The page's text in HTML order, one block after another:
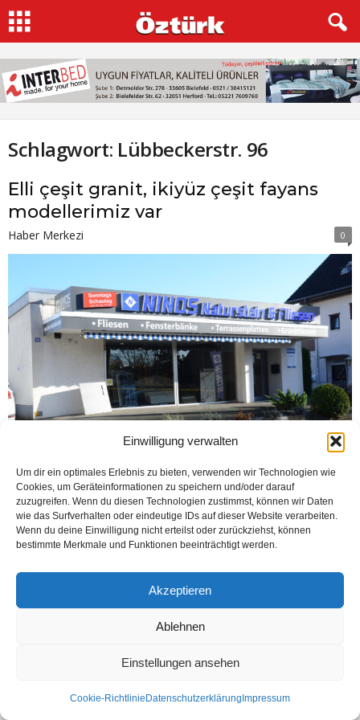
Einwilligung verwalten
Um dir ein optimales Erlebnis zu bieten, verwenden wir Technologien wie
Cookies, um Geräteinformationen zu speichern und/oder darauf
zuzugreifen. Wenn du diesen Technologien zustimmst, können wir Daten
wie das Surfverhalten oder eindeutige IDs auf dieser Website verarbeiten.
Wenn du deine Einwilligung nicht erteilst oder zurückziehst, können
bestimmte Merkmale und Funktionen beeinträchtigt werden.
Akzeptieren
Ablehnen
Einstellungen ansehen
Cookie-Richtlinie Datenschutzerklärung Impressum
Schlagwort: Lübbeckerstr. 96
Elli çeşit granit, ikiyüz çeşit fayans
modellerimiz var
Haber Merkezi 0
LÖHNE (Öztürk) Evlere, dairelere, işyerlerine değer katan, farklı ve alımlı
gösteren ürünlerin başında; granit, mermer ve fayans çeşitleri gelir. Meslek
hayatında bu değerleri bildiği için...
Weiterlesen